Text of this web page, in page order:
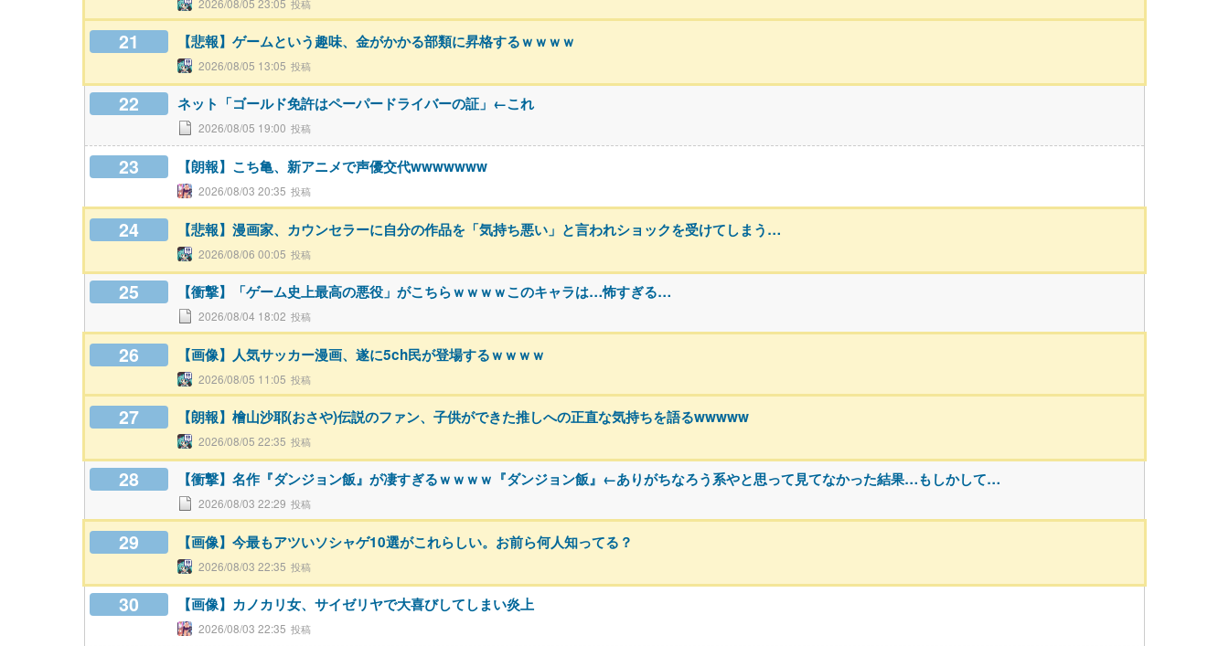
2026/08/05 23:05
21 【悲報】ゲームという趣味、金がかかる部類に昇格するｗｗｗｗ
2026/08/05 13:05
22 ネット「ゴールド免許はペーパードライバーの証」←これ
2026/08/05 19:00
23 【朗報】こち亀、新アニメで声優交代wwwwwww
2026/08/03 20:35
24 【悲報】漫画家、カウンセラーに自分の作品を「気持ち悪い」と言われショックを受けてしまう…
2026/08/06 00:05
25 【衝撃】「ゲーム史上最高の悪役」がこちらｗｗｗｗこのキャラは…怖すぎる…
2026/08/04 18:02
26 【画像】人気サッカー漫画、遂に5ch民が登場するｗｗｗｗ
2026/08/05 11:05
27 【朗報】檜山沙耶(おさや)伝説のファン、子供ができた推しへの正直な気持ちを語るwwwww
2026/08/05 22:35
28 【衝撃】名作『ダンジョン飯』が凄すぎるｗｗｗｗ『ダンジョン飯』←ありがちなろう系やと思って見てなかった結果…もしかして…
2026/08/03 22:29
29 【画像】今最もアツいソシャゲ10選がこれらしい。お前ら何人知ってる？
2026/08/03 22:35
30 【画像】カノカリ女、サイゼリヤで大喜びしてしまい炎上
2026/08/03 22:35